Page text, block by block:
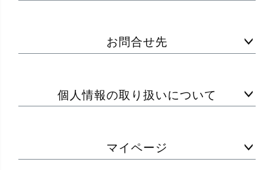
お問合せ先
個人情報の取り扱いについて
マイページ